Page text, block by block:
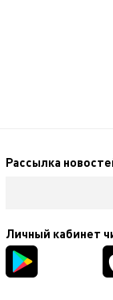
Рассылка
Личный кабинет